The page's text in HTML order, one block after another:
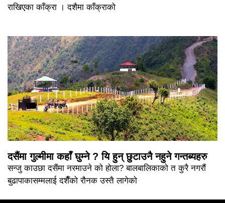
राखिएका काँक्रा । दशैमा काँक्राको
दसैंमा गुल्मीमा कहाँ घुम्ने ? यि हुन् छुटाउनै नहुने गन्तब्यहरु
सन्जु काउछा दसैंमा नरमाउने को होला? बालबालिकाको त कुरै नगरौं
बुढापाकासम्मलाई दशैँको रौनक उस्तै लागेको